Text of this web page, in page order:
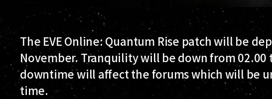
The EVE Online: Quantum Rise patch will be
November. Tranquility will be down from 02.00
downtime will affect the forums which will be
time.